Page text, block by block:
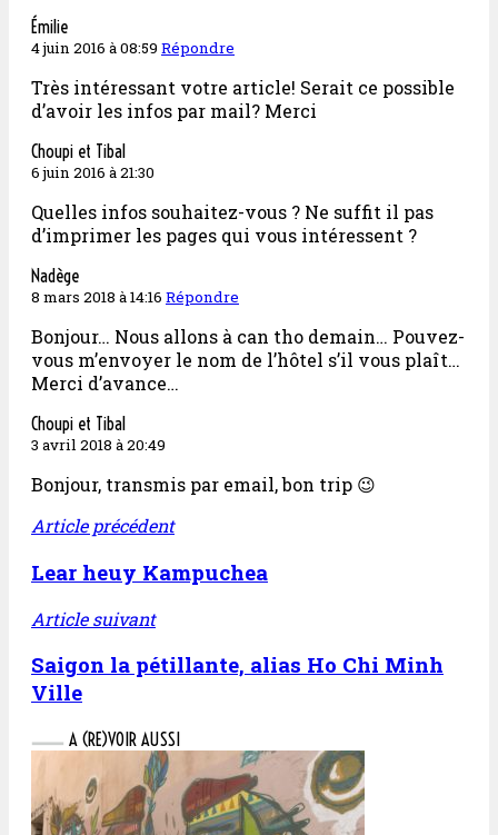
Émilie
4 juin 2016 à 08:59 Répondre
Très intéressant votre article! Serait ce possible
d’avoir les infos par mail? Merci
Choupi et Tibal
6 juin 2016 à 21:30
Quelles infos souhaitez-vous ? Ne suffit il pas
d’imprimer les pages qui vous intéressent ?
Nadège
8 mars 2018 à 14:16 Répondre
Bonjour… Nous allons à can tho demain… Pouvez-
vous m’envoyer le nom de l’hôtel s’il vous plaît…
Merci d’avance…
Choupi et Tibal
3 avril 2018 à 20:49
Bonjour, transmis par email, bon trip 😉
Article précédent
Lear heuy Kampuchea
Article suivant
Saigon la pétillante, alias Ho Chi Minh
Ville
A (RE)VOIR AUSSI